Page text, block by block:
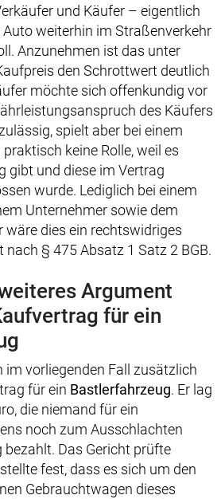
und Käufer – eigentlich
weiterhin im Straßenverkehr
Anzunehmen ist das unter
den Schrottwert deutlich
möchte sich offenkundig vor
des Käufers
spielt aber bei einem
keine Rolle, weil es
gibt und diese im Vertrag
wurde. Lediglich bei einem
Unternehmer sowie dem
wäre dies ein rechtswidriges
§ 475 Absatz 1 Satz 2 BGB.
Argument
für ein
im vorliegenden Fall zusätzlich
für ein Bastlerfahrzeug. Er lag
die niemand für ein
noch zum Ausschlachten
bezahlt. Das Gericht prüfte
fest, dass es sich um den
Gebrauchtwagen dieses